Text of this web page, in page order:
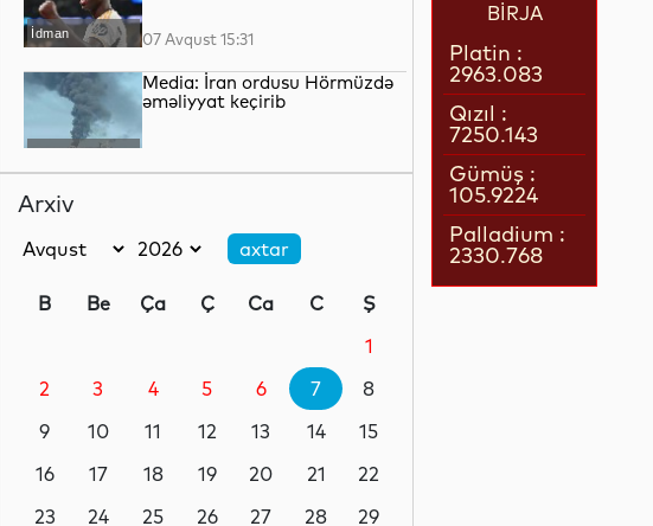
İdman 07 Avqust 15:31
Dünya
Media: İran ordusu Hörmüzdə
əməliyyat keçirib
imzaladı
Hadisə
metrlik hündürlükdən aşıb, 4
07 Avqust 14:19
Dünya
Dəməşqdə mikroavtobus
07 Avqust 13:50
Arxiv
B Be Ça Ç Ca C
Ş
1
2
3 4 5 6 7
8
9
10 11 12 13 14
15
16
17 18 19 20 21
22
23
24 25 26 27 28
29
BİRJA
Platin :
2963.083
Qızıl :
7250.143
Gümüş :
105.9224
Palladium :
2330.768